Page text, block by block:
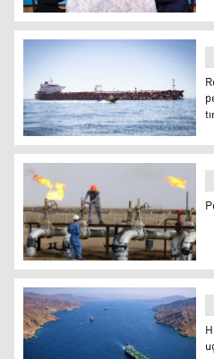
ABD ve Irak arasında
Reuters: Kızıldeniz'deki
Petrol fiyatları yön değiştirdi